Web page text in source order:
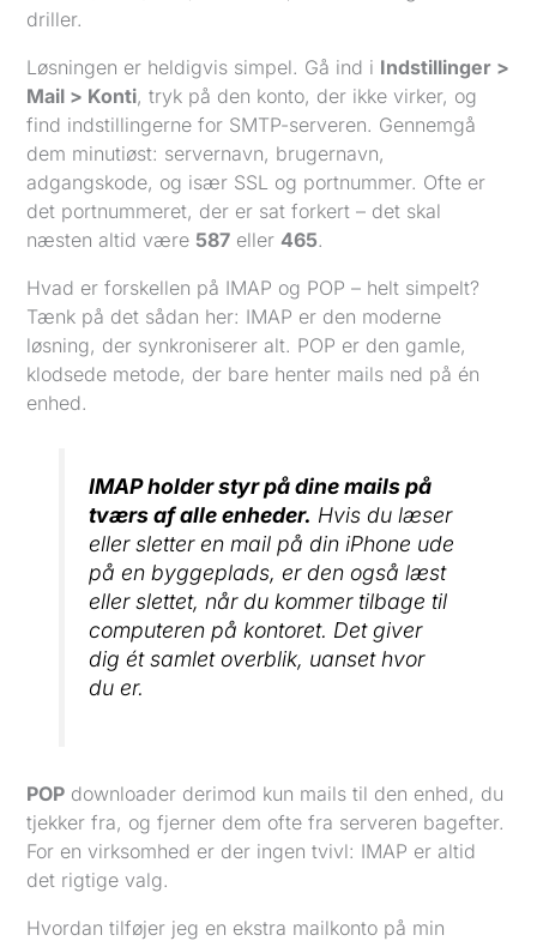
driller.
Løsningen er heldigvis simpel. Gå ind i Indstillinger >
Mail > Konti, tryk på den konto, der ikke virker, og
find indstillingerne for SMTP-serveren. Gennemgå
dem minutiøst: servernavn, brugernavn,
adgangskode, og især SSL og portnummer. Ofte er
det portnummeret, der er sat forkert – det skal
næsten altid være 587 eller465.
Hvad er forskellen på IMAP og POP – helt simpelt?
Tænk på det sådan her: IMAP er den moderne
løsning, der synkroniserer alt. POP er den gamle,
klodsede metode, der bare henter mails ned på én
enhed.
IMAP holder styr på dine mails på
tværs af alle enheder. Hvis du læser
eller sletter en mail på din iPhone ude
på en byggeplads, er den også læst
eller slettet, når du kommer tilbage til
computeren på kontoret. Det giver
dig ét samlet overblik, uanset hvor
du er.
POP downloader derimod kun mails til den enhed, du
tjekker fra, og fjerner dem ofte fra serveren bagefter.
For en virksomhed er der ingen tvivl: IMAP er altid
det rigtige valg.
Hvordan tilføjer jeg en ekstra mailkonto på min